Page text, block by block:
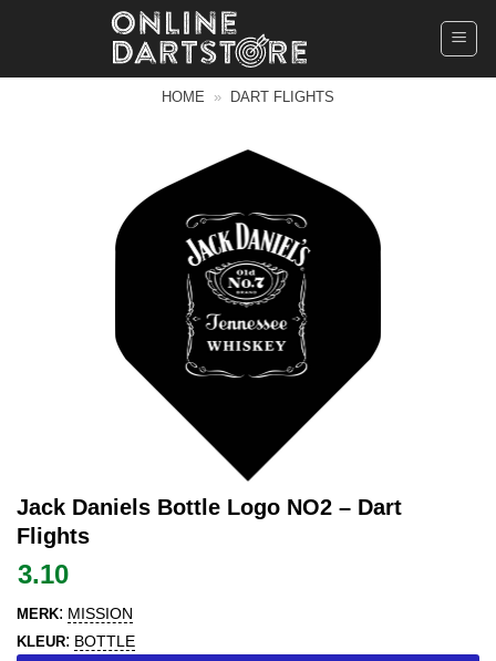
HOME » DART FLIGHTS
Jack Daniels Bottle Logo NO2 – Dart
Flights
3.10
MERK: MISSION
KLEUR: BOTTLE